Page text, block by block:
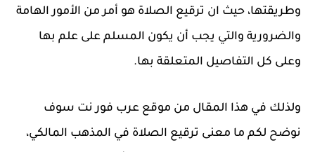
وطريقتها، حيث ان ترقيع الصلاة هو أمر من الأمور الهامة
والضرورية والتي يجب أن يكون المسلم على علم بها
وعلى كل التفاصيل المتعلقة بها.
ولذلك في هذا المقال من موقع عرب فور نت سوف
نوضح لكم ما معنى ترقيع الصلاة في المذهب المالكي،